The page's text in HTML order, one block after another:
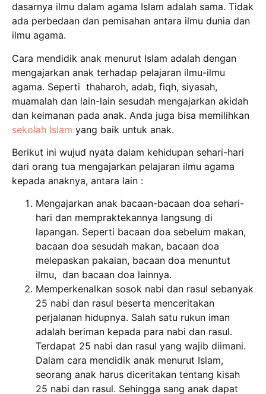
dasarnya ilmu dalam agama Islam adalah sama. Tidak
ada perbedaan dan pemisahan antara ilmu dunia dan
ilmu agama.
Cara mendidik anak menurut Islam adalah dengan
mengajarkan anak terhadap pelajaran ilmu-ilmu
agama. Seperti thaharoh, adab, fiqh, siyasah,
muamalah dan lain-lain sesudah mengajarkan akidah
dan keimanan pada anak. Anda juga bisa memilihkan
sekolah Islam yang baik untuk anak.
Berikut ini wujud nyata dalam kehidupan sehari-hari
dari orang tua mengajarkan pelajaran ilmu agama
kepada anaknya, antara lain :
Mengajarkan anak bacaan-bacaan doa sehari-
hari dan mempraktekannya langsung di
lapangan. Seperti bacaan doa sebelum makan,
bacaan doa sesudah makan, bacaan doa
melepaskan pakaian, bacaan doa menuntut
ilmu, dan bacaan doa lainnya.
Memperkenalkan sosok nabi dan rasul sebanyak
25 nabi dan rasul beserta menceritakan
perjalanan hidupnya. Salah satu rukun iman
adalah beriman kepada para nabi dan rasul.
Terdapat 25 nabi dan rasul yang wajib diimani.
Dalam cara mendidik anak menurut Islam,
seorang anak harus diceritakan tentang kisah
25 nabi dan rasul. Sehingga sang anak dapat